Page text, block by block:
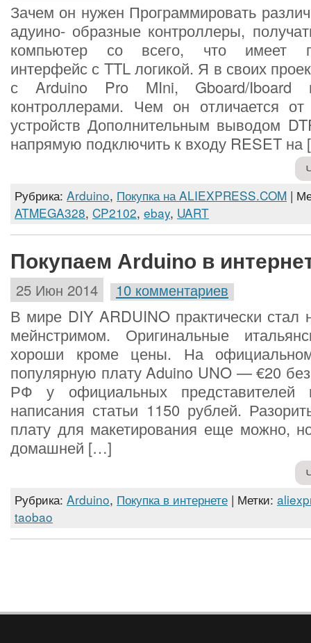
Зачем он нужен Программировать
адуино- образные контроллеры,
компьютер со всего, что имеет
интерфейс с TTL логикой. Я в своих
с Arduino Pro MIni, Gboard/Iboard
контроллерами. Чем он отличается
устройств Дополнительным выводом
напрямую подключить к входу RESET
Рубрика: Arduino, Покупка на ALIEXPRESS.COM |
ATMEGA328, CP2102, ebay, UART
Покупаем Arduino в
25 Июн 2014 10 комментариев
В мире DIY ARDUINO практически стал
мейнстримом. Оригинальные
хороши кроме цены. На
популярную плату Aduino UNO — €20
РФ у официальных
написания статьи 1150 рублей.
плату для макетирования еще можно,
домашней […]
Рубрика: Arduino, Покупка в интернете | Метки:
taobao